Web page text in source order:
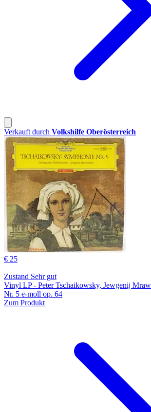
Verkauft durch Volkshilfe Oberösterreich
€ 25
Zustand Sehr gut
Vinyl LP - Peter Tschaikowsky, Jewgenij
Nr. 5 e-moll op. 64
Zum Produkt